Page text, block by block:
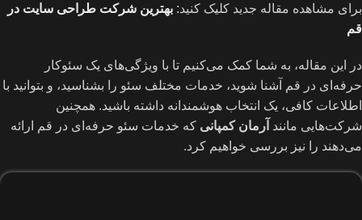
برای مشاهده مقاله جدید کلیک کنید: بهترین شرکت طراحی سایت در
قم
در این مقاله، به شما کمک می‌کنیم تا با ویژگی‌های یک سئوکار
حرفه‌ای در قم آشنا شوید، خدمات مختلف سئو را بشناسید، و بتوانید با
اطلاعات کافی، یک انتخاب هوشمندانه داشته باشید. همچنین
شرکت‌هایی مانند آرمان کمپانی که خدمات سئو حرفه‌ای در قم ارائه
می‌دهند را نیز بررسی خواهیم کرد.